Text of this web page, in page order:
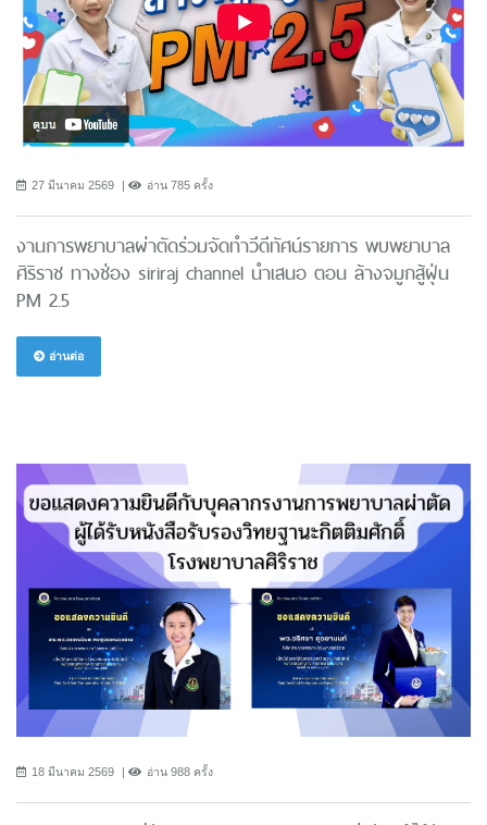
27 มีนาคม 2569 อ่าน 785 ครั้ง
งานการพยาบาลผ่าตัดร่วมจัดทำวีดีทัศน์รายการ พบพยาบาล
ศิริราช ทางช่อง siriraj channel นำเสนอ ตอน ล้างจมูกสู้ฝุ่น
PM 2.5
อ่านต่อ
18 มีนาคม 2569 อ่าน 988 ครั้ง